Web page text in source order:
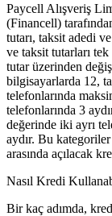
Paycell Alışveriş
(Financell)
tutarı, taksit adedi
ve taksit tutarları
tutar üzerinden
bilgisayarlarda 12,
telefonlarında
telefonlarında 3
değerinde iki ayrı
aydır. Bu
arasında açılacak
Nasıl Kredi
Bir kaç adımda,